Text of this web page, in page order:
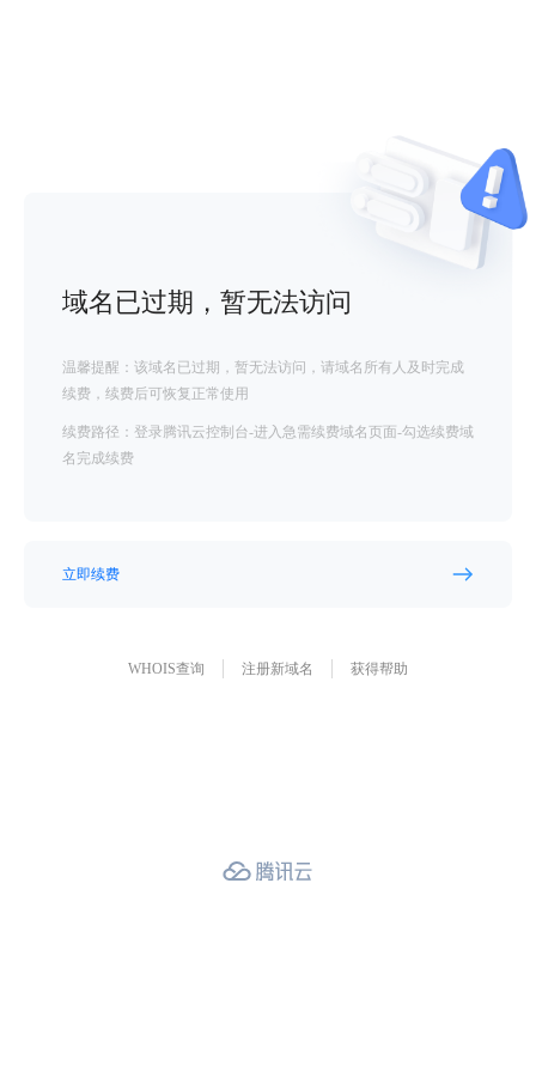
域名已过期，暂无法访问
温馨提醒：该域名已过期，暂无法访问，请域名所有人及时完成
续费，续费后可恢复正常使用
续费路径：登录腾讯云控制台-进入急需续费域名页面-勾选续费域
名完成续费
立即续费
WHOIS查询 注册新域名 获得帮助